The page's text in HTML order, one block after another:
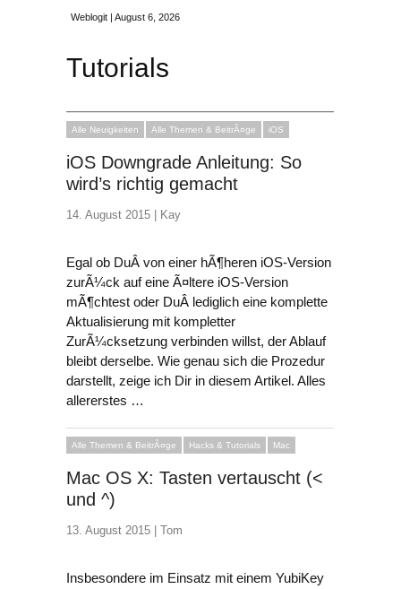
Weblogit | August 6, 2026
Tutorials
Alle Neuigkeiten Alle Themen & BeitrÃ¤ge iOS
iOS Downgrade Anleitung: So
wird’s richtig gemacht
14. August 2015 | Kay
Egal ob DuÂ von einer hÃ¶heren iOS-Version
zurÃ¼ck auf eine Ã¤ltere iOS-Version
mÃ¶chtest oder DuÂ lediglich eine komplette
Aktualisierung mit kompletter
ZurÃ¼cksetzung verbinden willst, der Ablauf
bleibt derselbe. Wie genau sich die Prozedur
darstellt, zeige ich Dir in diesem Artikel. Alles
allererstes …
Alle Themen & BeitrÃ¤ge Hacks & Tutorials Mac
Mac OS X: Tasten vertauscht (<
und ^)
13. August 2015 | Tom
Insbesondere im Einsatz mit einem YubiKey